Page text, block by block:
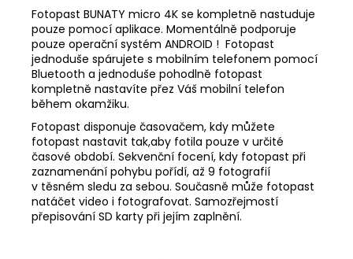
Fotopast BUNATY micro 4K se kompletně nastuduje
pouze pomocí aplikace. Momentálně podporuje
pouze operační systém ANDROID ! Fotopast
jednoduše spárujete s mobilním telefonem pomocí
Bluetooth a jednoduše pohodlně fotopast
kompletně nastavíte přez Váš mobilní telefon
během okamžiku.
Fotopast disponuje časovačem, kdy můžete
fotopast nastavit tak,aby fotila pouze v určité
časové období. Sekvenční focení, kdy fotopast při
zaznamenání pohybu pořídí, až 9 fotografií
v těsném sledu za sebou. Současně může fotopast
natáčet video i fotografovat. Samozřejmostí
přepisování SD karty při jejím zaplnění.